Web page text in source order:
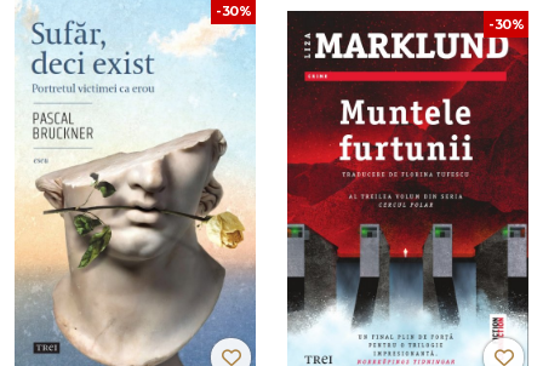
-30%
-30%